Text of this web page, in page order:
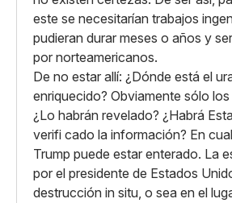
este se necesitarían trabajos
pudieran durar meses o años y
por norteamericanos.
De no estar allí: ¿Dónde está el
enriquecido? Obviamente sólo
¿Lo habrán revelado? ¿Habrá
verifi cado la información? En
Trump puede estar enterado. La
por el presidente de Estados
destrucción in situ, o sea en el